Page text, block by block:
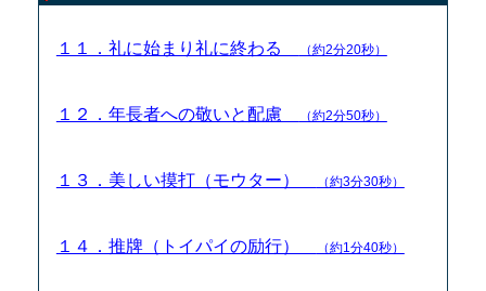
１１．礼に始まり礼に終わる （約2分20秒）
１２．年長者への敬いと配慮 （約2分50秒）
１３．美しい摸打（モウター） （約3分30秒）
１４．推牌（トイパイの励行） （約1分40秒）